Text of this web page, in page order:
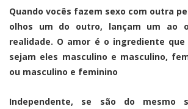
Quando vocês fazem sexo com outra
olhos um do outro, lançam um ao
realidade. O amor é o ingrediente que
sejam eles masculino e masculino,
ou masculino e feminino
Independente, se são do mesmo